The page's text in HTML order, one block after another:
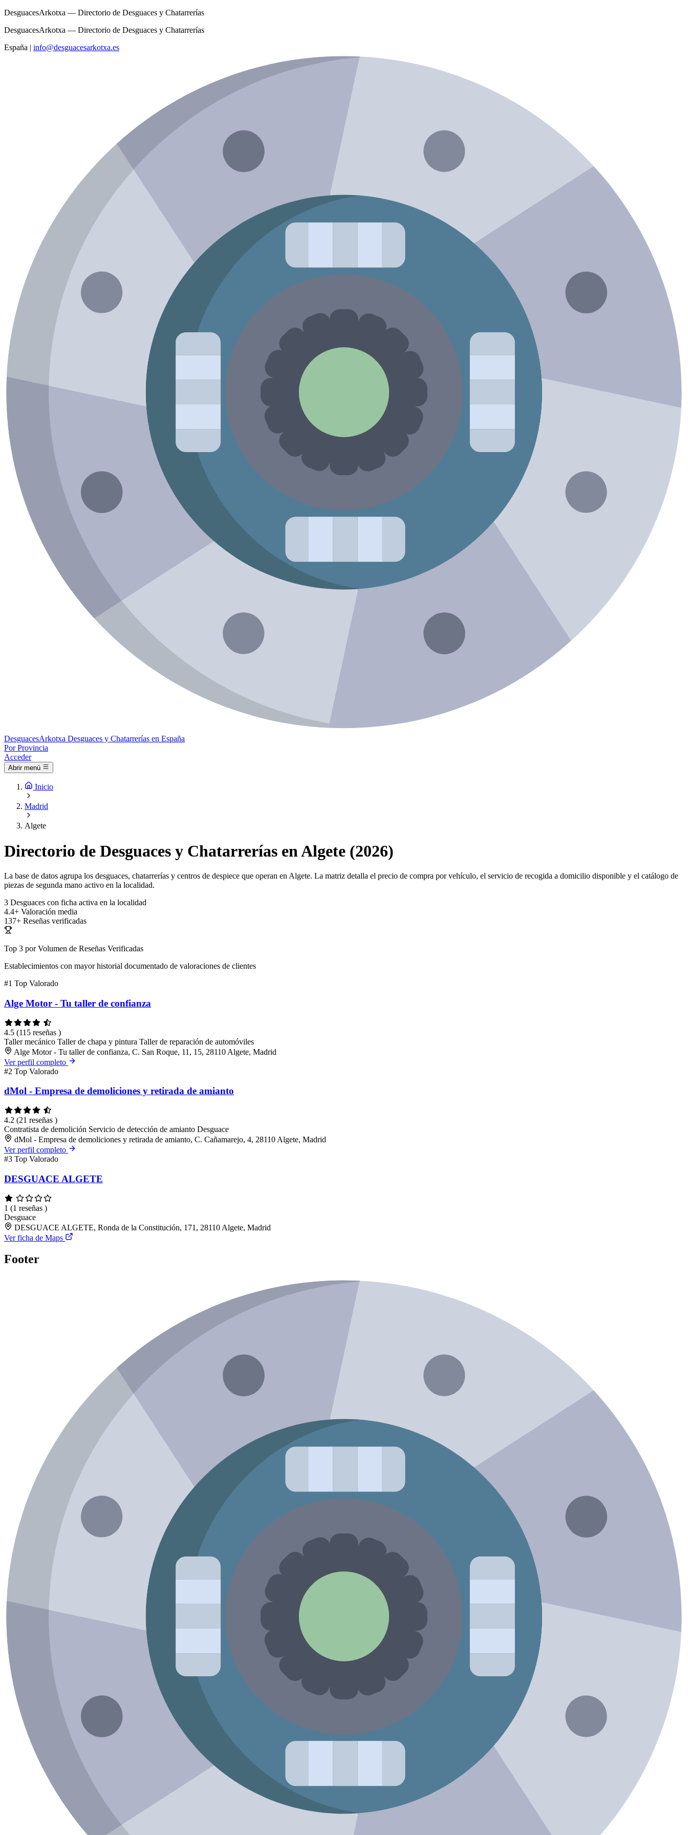
DesguacesArkotxa — Directorio de Desguaces y Chatarrerías
DesguacesArkotxa — Directorio de Desguaces y Chatarrerías
España | info@desguacesarkotxa.es
DesguacesArkotxa Desguaces y Chatarrerías en España
Por Provincia
Acceder
Abrir menú
Inicio
Madrid
Algete
Directorio de Desguaces y Chatarrerías en Algete (2026)
La base de datos agrupa los desguaces, chatarrerías y centros de despiece que operan en Algete. La matriz detalla el precio de compra por vehículo, el servicio de recogida a domicilio disponible y el catálogo de
piezas de segunda mano activo en la localidad.
3 Desguaces con ficha activa en la localidad
4.4+ Valoración media
137+ Reseñas verificadas
Top 3 por Volumen de Reseñas Verificadas
Establecimientos con mayor historial documentado de valoraciones de clientes
#1 Top Valorado
Alge Motor - Tu taller de confianza
4.5 (115 reseñas )
Taller mecánico Taller de chapa y pintura Taller de reparación de automóviles
Alge Motor - Tu taller de confianza, C. San Roque, 11, 15, 28110 Algete, Madrid
Ver perfil completo
#2 Top Valorado
dMol - Empresa de demoliciones y retirada de amianto
4.2 (21 reseñas )
Contratista de demolición Servicio de detección de amianto Desguace
dMol - Empresa de demoliciones y retirada de amianto, C. Cañamarejo, 4, 28110 Algete, Madrid
Ver perfil completo
#3 Top Valorado
DESGUACE ALGETE
1 (1 reseñas )
Desguace
DESGUACE ALGETE, Ronda de la Constitución, 171, 28110 Algete, Madrid
Ver ficha de Maps
Footer